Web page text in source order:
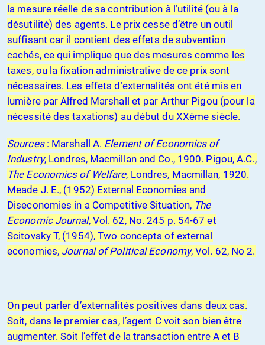
la mesure réelle de sa contribution à l’utilité (ou à la
désutilité) des agents. Le prix cesse d’être un outil
suffisant car il contient des effets de subvention
cachés, ce qui implique que des mesures comme les
taxes, ou la fixation administrative de ce prix sont
nécessaires. Les effets d’externalités ont été mis en
lumière par Alfred Marshall et par Arthur Pigou (pour la
nécessité des taxations) au début du XXème siècle.
Sources: Marshall A. Element of Economics of
Industry, Londres, Macmillan and Co., 1900. Pigou, A.C.,
The Economics of Welfare, Londres, Macmillan, 1920.
Meade J. E., (1952) External Economies and
Diseconomies in a Competitive Situation, The
Economic Journal, Vol. 62, No. 245 p. 54-67 et
Scitovsky T, (1954), Two concepts of external
economies, Journal of Political Economy, Vol. 62, No 2.
On peut parler d’externalités positives dans deux cas.
Soit, dans le premier cas, l’agent C voit son bien être
augmenter. Soit l’effet de la transaction entre A et B